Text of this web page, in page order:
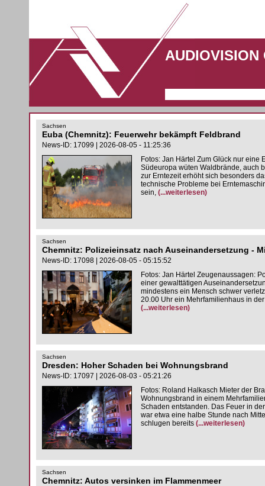
AUDIOVISION
Sachsen
Euba (Chemnitz): Feuerwehr bekämpft Feldbrand
News-ID: 17099 | 2026-08-05 - 11:25:36
Fotos: Jan Härtel Zum Glück nur eine
Südeuropa wüten Waldbrände, auch
zur Erntezeit erhöht sich besonders
technische Probleme bei
sein, (...weiterlesen)
Sachsen
Chemnitz: Polizeieinsatz nach Auseinandersetzung -
News-ID: 17098 | 2026-08-05 - 05:15:52
Fotos: Jan Härtel Zeugenaussagen:
einer gewalttätigen
mindestens ein Mensch schwer
20.00 Uhr ein Mehrfamilienhaus in
(...weiterlesen)
Sachsen
Dresden: Hoher Schaden bei Wohnungsbrand
News-ID: 17097 | 2026-08-03 - 05:21:26
Fotos: Roland Halkasch Mieter der
Wohnungsbrand in einem
Schaden entstanden. Das Feuer in
war etwa eine halbe Stunde nach
schlugen bereits (...weiterlesen)
Sachsen
Chemnitz: Autos versinken im Flammenmeer